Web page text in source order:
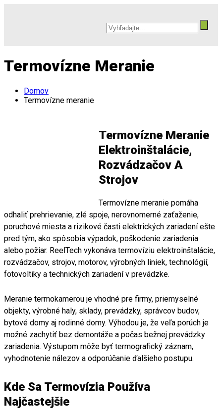
Termovízne Meranie
Domov
Termovízne meranie
Termovízne Meranie
Elektroinštalácie,
Rozvádzačov A
Strojov
Termovízne meranie pomáha
odhaliť prehrievanie, zlé spoje, nerovnomerné zaťaženie,
poruchové miesta a rizikové časti elektrických zariadení ešte
pred tým, ako spôsobia výpadok, poškodenie zariadenia
alebo požiar. ReelTech vykonáva termovíziu elektroinštalácie,
rozvádzačov, strojov, motorov, výrobných liniek, technológií,
fotovoltiky a technických zariadení v prevádzke.
Meranie termokamerou je vhodné pre firmy, priemyselné
objekty, výrobné haly, sklady, prevádzky, správcov budov,
bytové domy aj rodinné domy. Výhodou je, že veľa porúch je
možné zachytiť bez demontáže a počas bežnej prevádzky
zariadenia. Výstupom môže byť termografický záznam,
vyhodnotenie nálezov a odporúčanie ďalšieho postupu.
Kde Sa Termovízia Používa
Najčastejšie